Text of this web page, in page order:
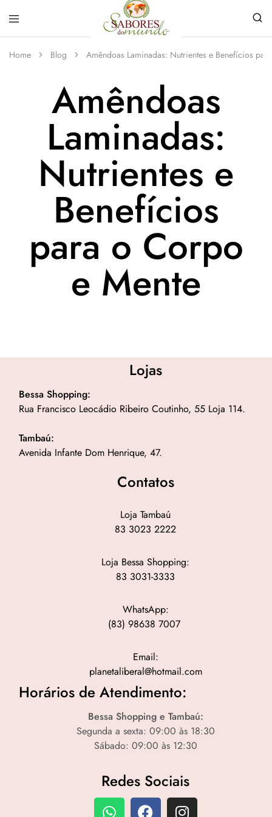
do
Mundo
loja
de
Especiarias
em
João
Home Blog Amêndoas Laminadas: Nutrientes e Benefícios
Amêndoas
Laminadas:
Nutrientes e
Benefícios
para o Corpo
e Mente
Lojas
Bessa Shopping:
Rua Francisco Leocádio Ribeiro Coutinho, 55 Loja 114.
Tambaú:
Avenida Infante Dom Henrique, 47.
Contatos
Loja Tambaú
83 3023 2222
Loja Bessa Shopping:
83 3031-3333
WhatsApp:
(83) 98638 7007
Email:
planetaliberal@hotmail.com
Horários de Atendimento:
Bessa Shopping e Tambaú:
Segunda a sexta: 09:00 às 18:30
Sábado: 09:00 às 12:30
Redes Sociais